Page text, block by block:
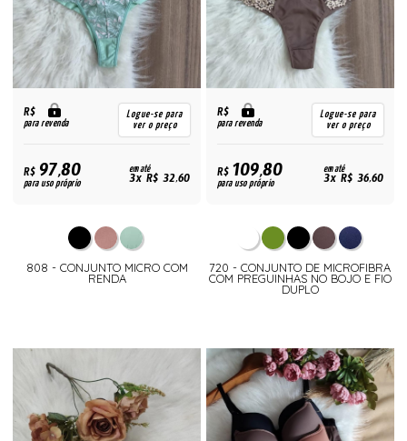
R$
para revenda
Logue-se para
ver o preço
R$97,80
para uso próprio
em até
3x R$ 32,60
808 - CONJUNTO MICRO COM
RENDA
R$
para revenda
Logue-se para
ver o preço
R$109,80
para uso próprio
em até
3x R$ 36,60
720 - CONJUNTO DE MICROFIBRA
COM PREGUINHAS NO BOJO E FIO
DUPLO